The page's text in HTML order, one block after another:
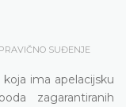
SUĐENJE
ima apelacijsku
zagarantiranih